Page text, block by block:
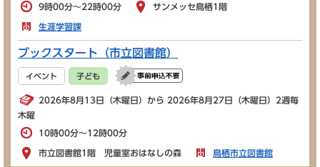
9時00分～22時00分 サンメッセ鳥栖1階
生涯学習課
ブックスタート（市立図書館）
イベント 子ども
2026年8月13日（木曜日）から 2026年8月27日（木曜日）2週毎
木曜
10時00分～12時00分
市立図書館1階 児童室おはなしの森 鳥栖市立図書館